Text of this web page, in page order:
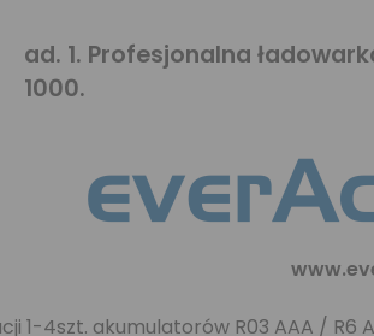
ad. 1. Profesjonalna
1000.
1-4szt. akumulatorów R03 AAA / R6